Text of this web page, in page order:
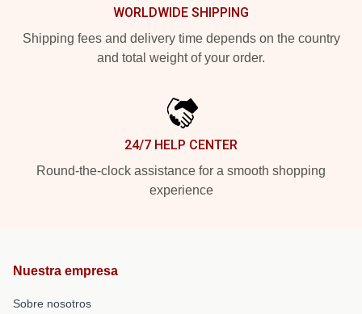
WORLDWIDE SHIPPING
Shipping fees and delivery time depends on the country
and total weight of your order.
24/7 HELP CENTER
Round-the-clock assistance for a smooth shopping
experience
Nuestra empresa
Sobre nosotros